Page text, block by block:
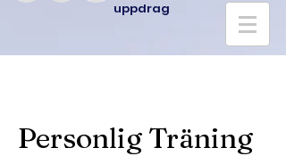
uppdrag
Personlig Träning